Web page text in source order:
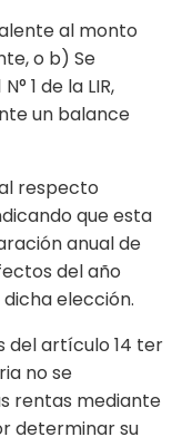
al monto
o b) Se
1 de la LIR,
un balance
respecto
que esta
anual de
del año
elección.
del artículo 14 ter
no se
rentas mediante
determinar su